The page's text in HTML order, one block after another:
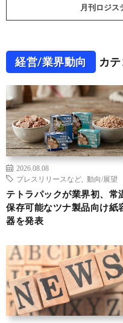
月刊ロジス
経営/業界動向 カ
2026.08.08
プレスリリースなど
動向/展望
テトラパックが業界初、常
保存可能なツナ製品向け紙
器を発表